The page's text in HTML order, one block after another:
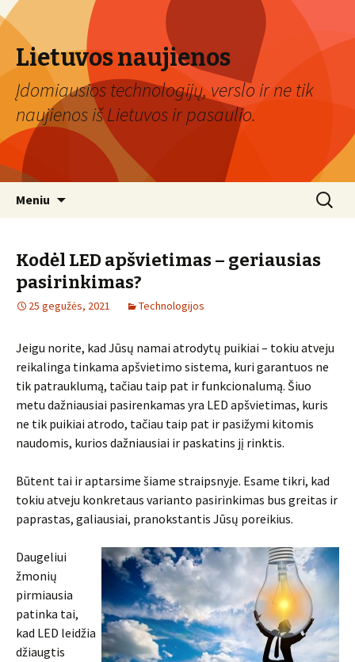
Lietuvos naujienos
Įdomiausios technologijų, verslo ir ne tik
naujienos iš Lietuvos ir pasaulio.
Meniu Ieškoti:
Kodėl LED apšvietimas – geriausias
pasirinkimas?
25 gegužės, 2021 Technologijos
Jeigu norite, kad Jūsų namai atrodytų puikiai – tokiu atveju
reikalinga tinkama apšvietimo sistema, kuri garantuos ne
tik patrauklumą, tačiau taip pat ir funkcionalumą. Šiuo
metu dažniausiai pasirenkamas yra LED apšvietimas, kuris
ne tik puikiai atrodo, tačiau taip pat ir pasižymi kitomis
naudomis, kurios dažniausiai ir paskatins jį rinktis.
Būtent tai ir aptarsime šiame straipsnyje. Esame tikri, kad
tokiu atveju konkretaus varianto pasirinkimas bus greitas ir
paprastas, galiausiai, pranokstantis Jūsų poreikius.
Daugeliui
žmonių
pirmiausia
patinka tai,
kad LED leidžia
džiaugtis